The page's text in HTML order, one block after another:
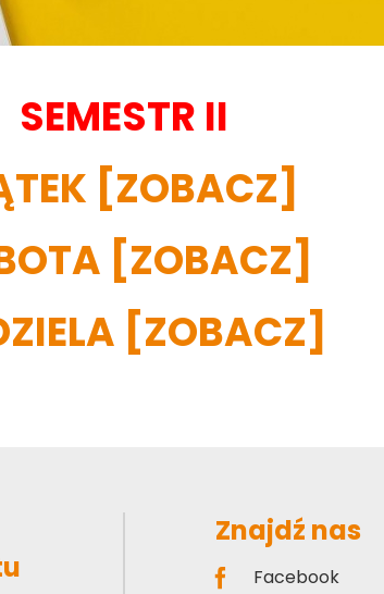
SE­MESTR II
[ZO­BACZ]
[ZO­BACZ]
[ZO­BACZ]
Znajdź nas
Facebook